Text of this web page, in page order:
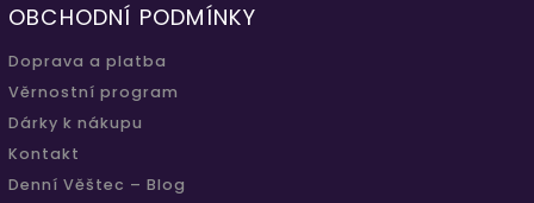
OBCHODNÍ PODMÍNKY
Doprava a platba
Věrnostní program
Dárky k nákupu
Kontakt
Denní Věštec – Blog